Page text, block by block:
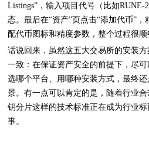
Listings”，输入项目代号（比如RUNE-
态。最后在“资产”页点击“添加代币”
配代币图标和精度参数，整个过程很顺
话说回来，虽然这五大交易所的安装
一致：在保证资产安全的前提下，尽可
选哪个平台、用哪种安装方式，最终
景。有一点可以肯定的是，随着行业
钥分片这样的技术标准正在成为行业
事。